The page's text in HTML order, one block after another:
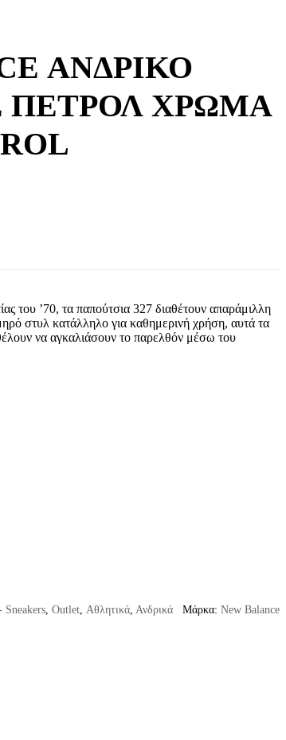
ΑΝΔΡΙΚΌ
ΠΕΤΡΟΛ ΧΡΏΜΑ
του ’70, τα παπούτσια 327 διαθέτουν απαράμιλλη
στυλ κατάλληλο για καθημερινή χρήση, αυτά τα
να αγκαλιάσουν το παρελθόν μέσω του
Sneakers Outlet Αθλητικά Ανδρικά Μάρκα: New Balance